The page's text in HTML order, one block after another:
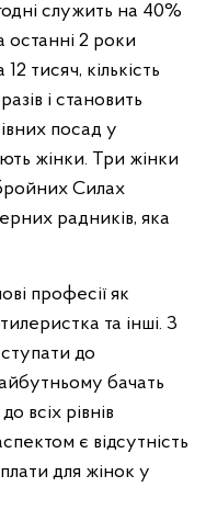
служить на 40%
останні 2 роки
тисяч, кількість
і становить
посад у
жінки. Три жінки
Силах
радників, яка
професії як
та інші. З
до
бачать
всіх рівнів
є відсутність
для жінок у